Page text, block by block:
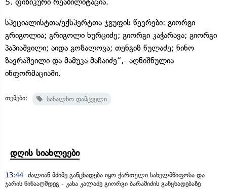
სპეციალისტთა/ექსპერტთა ჯგუფის წევრები: გიორგი
გრიგოლია; გრიგოლი ხურციძე; გიორგი კაჭარავა; გიორგი
პაპიაშვილი; აიდა გოზალოვა; თენგიზ წულაძე; ნინო
ზავრაშვილი და მამუკა მაჩაიძე“,- აღნიშნულია
ინფორმაციაში.
თემები: სახალხო დამცველი
დღის სიახლეები
13:44 ძალიან მძიმე განცხადება იყო ქართული სახელმწიფოსა და
ჯარის წინააღმდეგ - კახა კალაძე გიორგი ბარამიძის განცხადებაზე